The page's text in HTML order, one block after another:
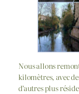
Nous allons
kilomètres, avec
d’autres plus